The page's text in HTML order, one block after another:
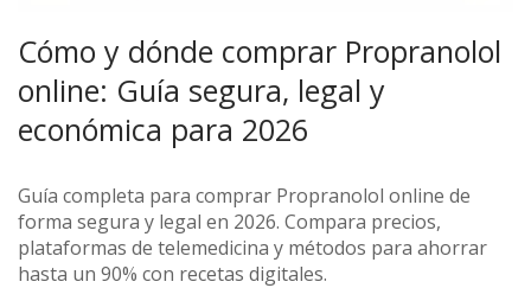
Cómo y dónde comprar Propranolol
online: Guía segura, legal y
económica para 2026
Guía completa para comprar Propranolol online de
forma segura y legal en 2026. Compara precios,
plataformas de telemedicina y métodos para ahorrar
hasta un 90% con recetas digitales.